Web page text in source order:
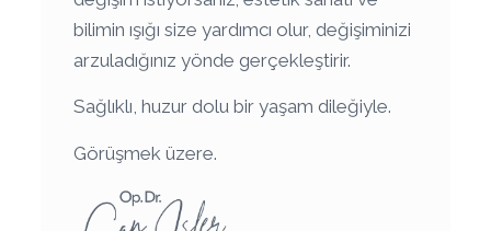
bilimin ışığı size yardımcı olur, değişiminizi
arzuladığınız yönde gerçekleştirir.
Sağlıklı, huzur dolu bir yaşam dileğiyle.
Görüşmek üzere.